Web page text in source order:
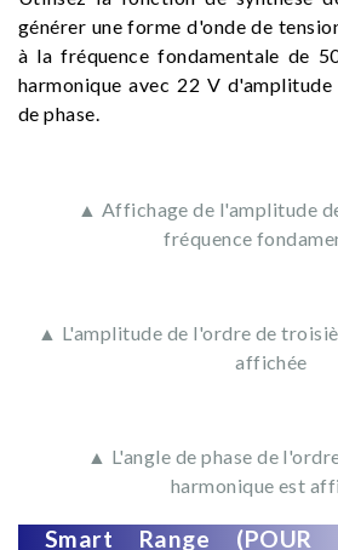
générer une forme d'onde de
à la fréquence fondamentale de
harmonique avec 22 V
de phase.
▲ Affichage de l'amplitude
fréquence
▲ L'amplitude de l'ordre de
affichée
▲ L'angle de phase de
harmonique est
Smart Range (POUR